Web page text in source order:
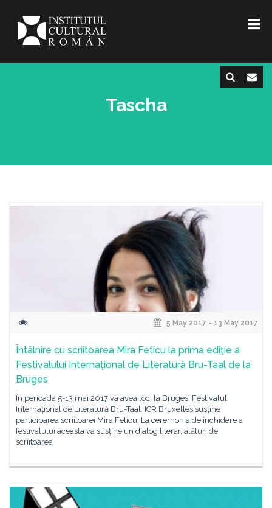
Tascha
5 May 2017 - 13 May 2017
Întâlnire cu scriitoarea Mira Feticu la prima ediție a
Festivalului Internațional de Literatură Bru-Taal de la
Bruges
În perioada 5-13 mai 2017 va avea loc, la Bruges, Festivalul
Internațional de Literatură Bru-Taal. ICR Bruxelles susține
participarea scriitoarei Mira Feticu. La ceremonia de închidere a
festivalului aceasta va susține un dialog literar, alături de
scriitoarea